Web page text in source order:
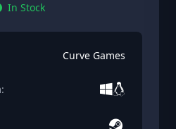
In Stock
Curve Games